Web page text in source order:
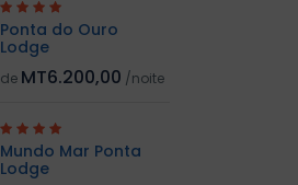
Ponta do Ouro
Lodge
de MT6.200,00 /noite
Mundo Mar Ponta
Lodge